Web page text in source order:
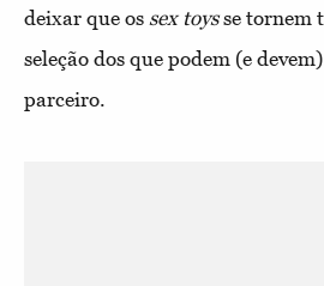
deixar que os sex toysse tornem
seleção dos que podem (e
parceiro.